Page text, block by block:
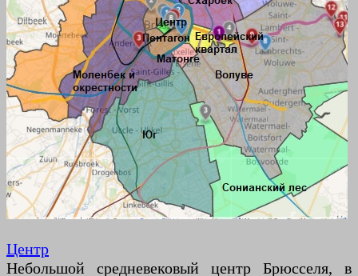
Центр
Небольшой средневековый центр Брюсселя, в